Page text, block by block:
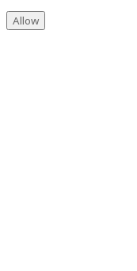
Allow